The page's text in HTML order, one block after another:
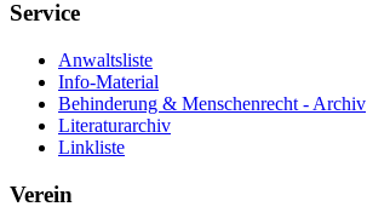
Service
Anwaltsliste
Info-Material
Behinderung & Menschenrecht - Archiv
Literaturarchiv
Linkliste
Verein